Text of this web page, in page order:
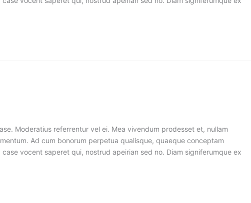
Moderatius referrentur vel ei. Mea vivendum prodesset et, nullam
Ad cum bonorum perpetua qualisque, quaeque conceptam
vocent saperet qui, nostrud apeirian sed no. Diam signiferumque ex